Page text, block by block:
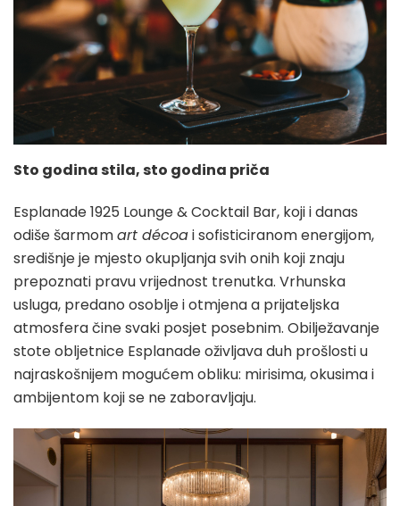
Sto godina stila, sto godina priča
Esplanade 1925 Lounge & Cocktail Bar, koji i danas
odiše šarmomart décoai sofisticiranom energijom,
središnje je mjesto okupljanja svih onih koji znaju
prepoznati pravu vrijednost trenutka. Vrhunska
usluga, predano osoblje i otmjena a prijateljska
atmosfera čine svaki posjet posebnim. Obilježavanje
stote obljetnice Esplanade oživljava duh prošlosti u
najraskošnijem mogućem obliku: mirisima, okusima i
ambijentom koji se ne zaboravljaju.